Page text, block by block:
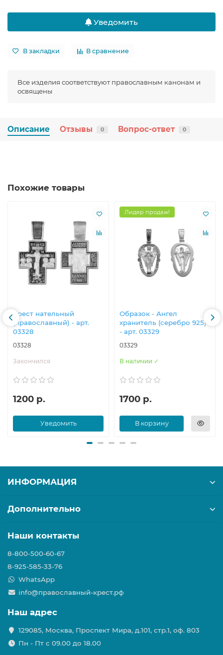
Уведомить
В закладки В сравнение
Все изделия соответствуют православным канонам и
освящены
Описание Отзывы 0 Вопрос-ответ 0
Похожие товары
Крест нательный
(православный) - арт.
03328
03328
Закончился
1200 р.
Уведомить
Лидер продаж!
Образок - Ангел
хранитель (серебро 925)
- арт. 03329
03329
В наличии ✓
1700 р.
В корзину
ИНФОРМАЦИЯ
Дополнительно
Наши контакты
8-800-500-60-67
8-925-585-33-76
WhatsApp
info@православный-крест.рф
Наш адрес
129085, Москва, Проспект Мира, д.101, стр.1, оф. 803
Пн - Пт с 09.00 до 18.00